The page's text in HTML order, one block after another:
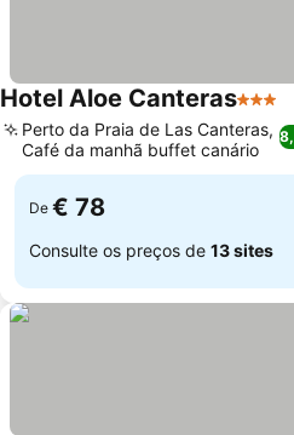
Hotel Aloe Canteras3
Perto da Praia de Las Canteras,
Café da manhã buffet canário
De € 78
Consulte os preços de 13 sites